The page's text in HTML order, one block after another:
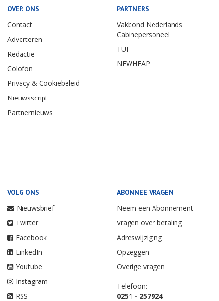
OVER ONS
Contact
Adverteren
Redactie
Colofon
Privacy & Cookiebeleid
Nieuwsscript
Partnernieuws
PARTNERS
Vakbond Nederlands
Cabinepersoneel
TUI
NEWHEAP
VOLG ONS
Nieuwsbrief
Twitter
Facebook
LinkedIn
Youtube
Instagram
RSS
ABONNEE VRAGEN
Neem een Abonnement
Vragen over betaling
Adreswijziging
Opzeggen
Overige vragen
Telefoon:
0251 - 257924